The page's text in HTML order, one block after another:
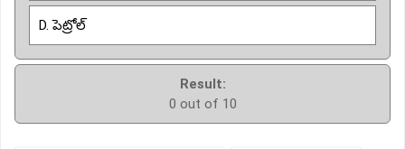
D. పెట్రోల్
Result:
0 out of 10